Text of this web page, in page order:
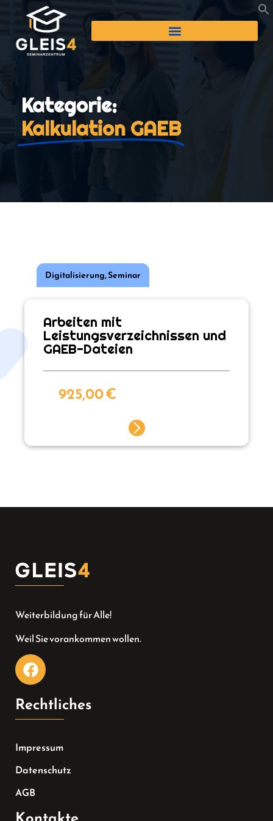
Kategorie:
Kalkulation GAEB
Digitalisierung,Seminar
Arbeiten mit
Leistungsverzeichnissen und
GAEB-Dateien
925,00€
Weiterbildung für Alle!
Weil Sie vorankommen wollen.
Rechtliches
Impressum
Datenschutz
AGB